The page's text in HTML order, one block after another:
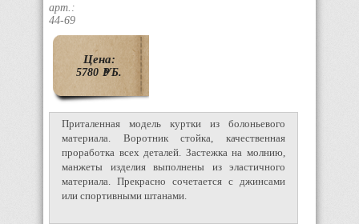
арт.:
44-69
Цена:
5780 P
УБ.
Приталенная модель куртки из болоньевого
материала. Воротник стойка, качественная
проработка всех деталей. Застежка на молнию,
манжеты изделия выполнены из эластичного
материала. Прекрасно сочетается с джинсами
или спортивными штанами.